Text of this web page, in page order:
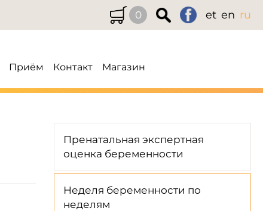
0 et en ru
Приём Контакт Магазин
Пренатальная экспертная
оценка беременности
Неделя беременности по
неделям